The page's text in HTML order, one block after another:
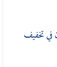
في تخفيف